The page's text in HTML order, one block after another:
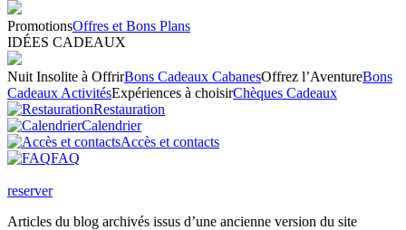
PromotionsOffres et Bons Plans
IDÉES CADEAUX
Nuit Insolite à OffrirBons Cadeaux CabanesOffrez l’AventureBons
Cadeaux ActivitésExpériences à choisirChèques Cadeaux
Restauration
Calendrier
Accès et contacts
FAQ
reserver
Articles du blog archivés issus d’une ancienne version du site